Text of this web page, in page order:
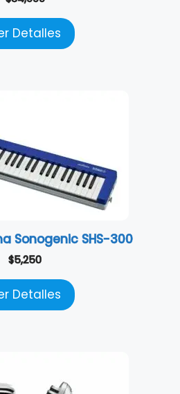
Detalles
Sonogenic SHS-300
$5,250
Detalles